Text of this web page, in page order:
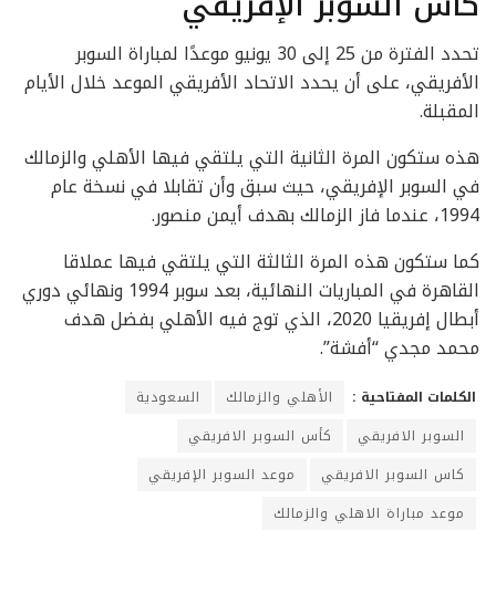
تحدد الفترة من 25 إلى 30 يونيو موعدًا لمباراة السوبر
الأفريقي، على أن يحدد الاتحاد الأفريقي الموعد خلال الأيام
المقبلة.
هذه ستكون المرة الثانية التي يلتقي فيها الأهلي والزمالك
في السوبر الإفريقي، حيث سبق وأن تقابلا في نسخة عام
1994، عندما فاز الزمالك بهدف أيمن منصور.
كما ستكون هذه المرة الثالثة التي يلتقي فيها عملاقا
القاهرة في المباريات النهائية، بعد سوبر 1994 ونهائي دوري
أبطال إفريقيا 2020، الذي توج فيه الأهلي بفضل هدف
محمد مجدي “أفشة”.
الكلمات المفتاحية : الأهلي والزمالك
السعودية
السوبر الافريقي
كأس السوبر الافريقي
كاس السوبر الافريقي
موعد السوبر الإفريقي
موعد مباراة الاهلي والزمالك